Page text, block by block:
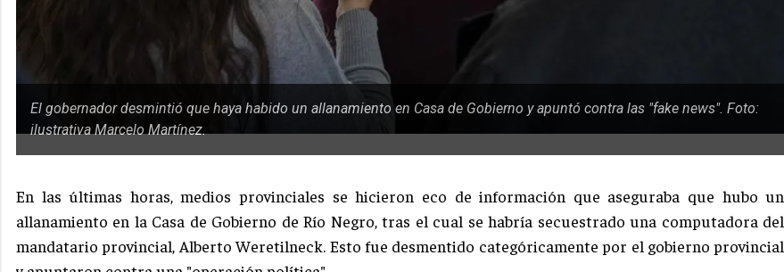
El gobernador desmintió que haya habido un allanamiento en Casa de Gobierno y apuntó contra las "fake news". Foto:
ilustrativa Marcelo Martínez.
En las últimas horas, medios provinciales se hicieron eco de información que aseguraba que hubo un
allanamiento en la Casa de Gobierno de Río Negro, tras el cual se habría secuestrado una computadora del
mandatario provincial, Alberto Weretilneck. Esto fue desmentido categóricamente por el gobierno provincial